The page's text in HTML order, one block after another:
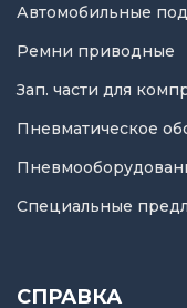
Автомобильные
Ремни приводные
Зап. части для
Пневматическое
Специальные
СПРАВКА